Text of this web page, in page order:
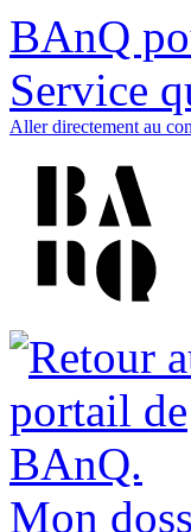
BAnQ
Service
Aller directement au
Mon